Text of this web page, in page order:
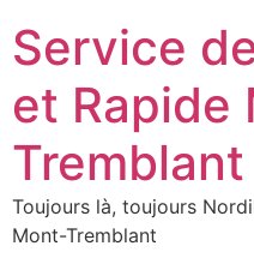
Service
et Rapide
Tremblant
Toujours là, toujours
Mont-Tremblant